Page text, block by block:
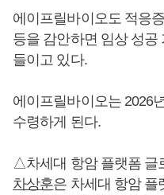
에이프릴바이오도 적응
등을 감안하면 임상 성
들이고 있다.
에이프릴바이오는 2026
수령하게 된다.
△차세대 항암 플랫폼 글
차상훈은 차세대 항암 플